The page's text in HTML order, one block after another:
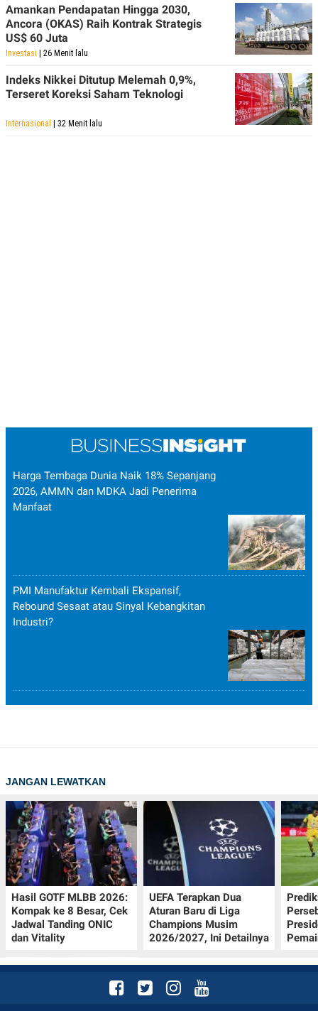
Amankan Pendapatan Hingga 2030,
Ancora (OKAS) Raih Kontrak Strategis
US$ 60 Juta
Investasi | 26 Menit lalu
Indeks Nikkei Ditutup Melemah 0,9%,
Terseret Koreksi Saham Teknologi
Internasional | 32 Menit lalu
Harga Tembaga Dunia Naik 18% Sepanjang
2026, AMMN dan MDKA Jadi Penerima
Manfaat
PMI Manufaktur Kembali Ekspansif,
Rebound Sesaat atau Sinyal Kebangkitan
Industri?
JANGAN LEWATKAN
Hasil GOTF MLBB 2026:
Kompak ke 8 Besar, Cek
Jadwal Tanding ONIC
dan Vitality
UEFA Terapkan Dua
Aturan Baru di Liga
Champions Musim
2026/2027, Ini Detailnya